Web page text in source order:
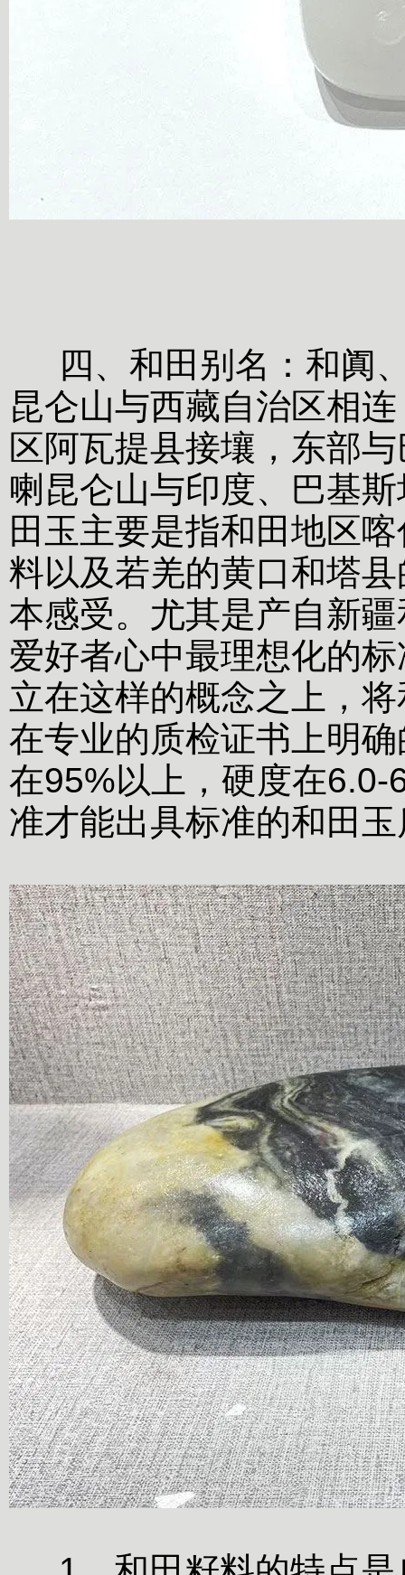
四、和田别名：和阗
昆仑山与西藏自治区相
区阿瓦提县接壤，东部
喇昆仑山与印度、巴基
田玉主要是指和田地区
料以及若羌的黄口和塔
本感受。尤其是产自新
爱好者心中最理想化的
立在这样的概念之上，
在专业的质检证书上明
在95%以上，硬度在
准才能出具标准的和田